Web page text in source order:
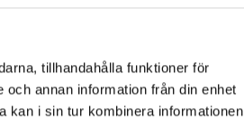
tillhandahålla funktioner för
annan information från din enhet
kan i sin tur kombinera informationen